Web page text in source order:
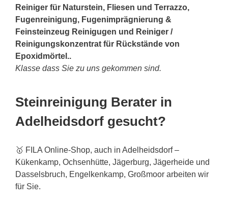
Reiniger für Naturstein, Fliesen und Terrazzo,
Fugenreinigung, Fugenimprägnierung &
Feinsteinzeug Reinigugen und Reiniger /
Reinigungskonzentrat für Rückstände von
Epoxidmörtel..
Klasse dass Sie zu uns gekommen sind.
Steinreinigung Berater in
Adelheidsdorf gesucht?
🥇 FILA Online-Shop, auch in Adelheidsdorf –
Kükenkamp, Ochsenhütte, Jägerburg, Jägerheide und
Dasselsbruch, Engelkenkamp, Großmoor arbeiten wir
für Sie.